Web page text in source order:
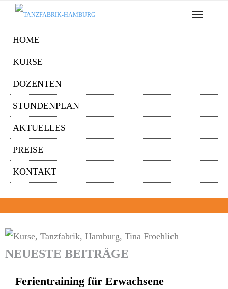
HOME
KURSE
DOZENTEN
STUNDENPLAN
AKTUELLES
PREISE
KONTAKT
NEUESTE BEITRÄGE
Ferientraining für Erwachsene